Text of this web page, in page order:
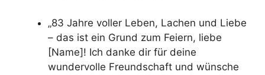
„83 Jahre voller Leben, Lachen und Liebe
– das ist ein Grund zum Feiern, liebe
[Name]! Ich danke dir für deine
wundervolle Freundschaft und wünsche